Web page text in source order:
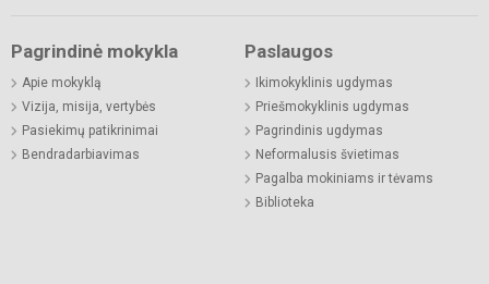
Pagrindinė mokykla
Apie mokyklą
Vizija, misija, vertybės
Pasiekimų patikrinimai
Bendradarbiavimas
Paslaugos
Ikimokyklinis ugdymas
Priešmokyklinis ugdymas
Pagrindinis ugdymas
Neformalusis švietimas
Pagalba mokiniams ir tėvams
Biblioteka